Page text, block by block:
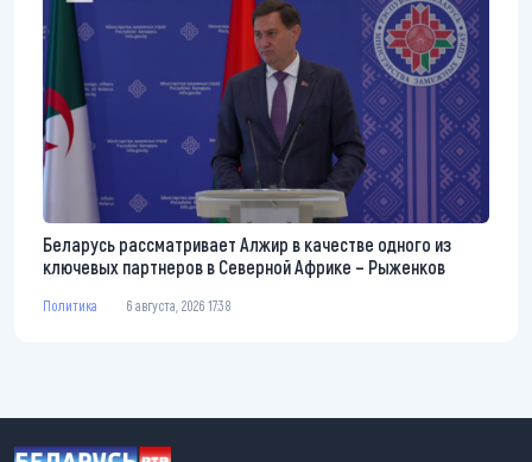
Беларусь рассматривает Алжир в качестве одного из
ключевых партнеров в Северной Африке – Рыженков
Политика 6 августа, 2026 17:38